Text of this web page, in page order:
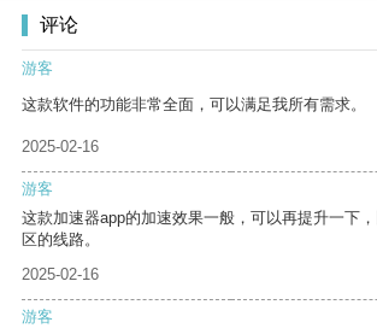
评论
游客
这款软件的功能非常全面，可以满足我所有需求。
2025-02-16
游客
这款加速器app的加速效果一般，可以再提升一下
区的线路。
2025-02-16
游客